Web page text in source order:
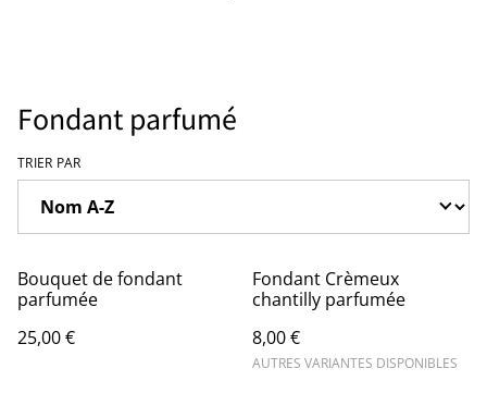
Fondant parfumé
TRIER PAR
Bouquet de fondant
parfumée
25,00 €
Fondant Crèmeux
chantilly parfumée
8,00 €
AUTRES VARIANTES DISPONIBLES